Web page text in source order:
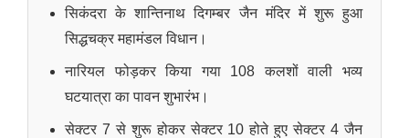
सिकंदरा के शान्तिनाथ दिगम्बर जैन मंदिर में शुरू हुआ
सिद्धचक्र महामंडल विधान।
नारियल फोड़कर किया गया 108 कलशों वाली भव्य
घटयात्रा का पावन शुभारंभ।
सेक्टर 7 से शुरू होकर सेक्टर 10 होते हुए सेक्टर 4 जैन